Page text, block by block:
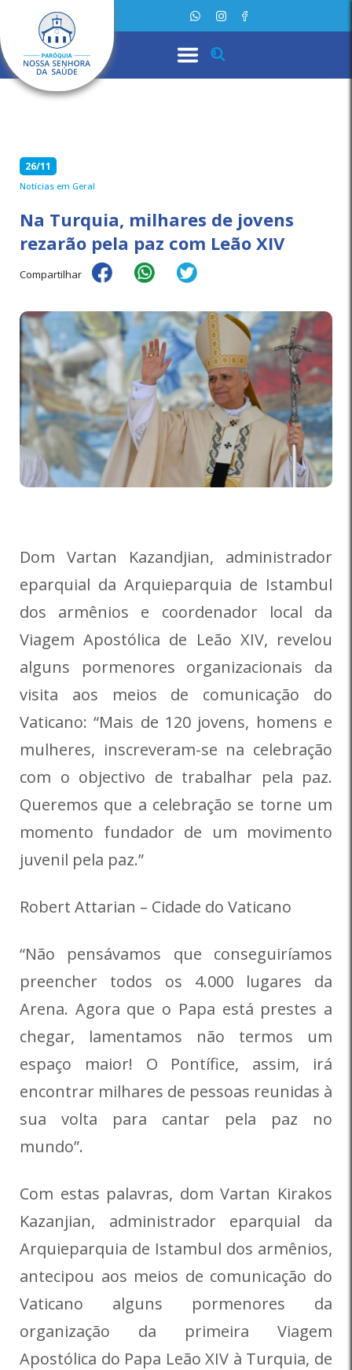
26/11
Notícias em Geral
Na Turquia, milhares de jovens
rezarão pela paz com Leão XIV
Compartilhar
Dom Vartan Kazandjian, administrador
eparquial da Arquieparquia de Istambul
dos armênios e coordenador local da
Viagem Apostólica de Leão XIV, revelou
alguns pormenores organizacionais da
visita aos meios de comunicação do
Vaticano: “Mais de 120 jovens, homens e
mulheres, inscreveram-se na celebração
com o objectivo de trabalhar pela paz.
Queremos que a celebração se torne um
momento fundador de um movimento
juvenil pela paz.”
Robert Attarian – Cidade do Vaticano
“Não pensávamos que conseguiríamos
preencher todos os 4.000 lugares da
Arena. Agora que o Papa está prestes a
chegar, lamentamos não termos um
espaço maior! O Pontífice, assim, irá
encontrar milhares de pessoas reunidas à
sua volta para cantar pela paz no
mundo”.
Com estas palavras, dom Vartan Kirakos
Kazanjian, administrador eparquial da
Arquieparquia de Istambul dos armênios,
antecipou aos meios de comunicação do
Vaticano alguns pormenores da
organização da primeira Viagem
Apostólica do Papa Leão XIV à Turquia, de